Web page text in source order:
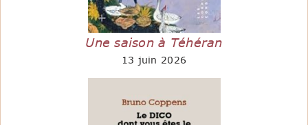
Une saison à Téhéran
13 juin 2026